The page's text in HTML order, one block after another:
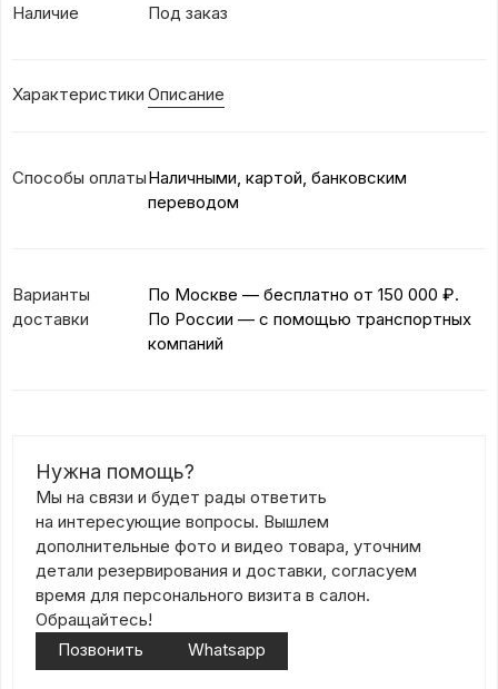
Наличие Под заказ
Характеристики Описание
Способы оплатыНаличными, картой, банковским
переводом
Варианты
доставки
По Москве — бесплатно от 150 000 ₽.
По России — с помощью транспортных
компаний
Нужна помощь?
Мы на связи и будет рады ответить
на интересующие вопросы. Вышлем
дополнительные фото и видео товара, уточним
детали резервирования и доставки, согласуем
время для персонального визита в салон.
Обращайтесь!
Позвонить
Whatsapp